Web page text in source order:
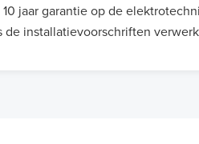
jaar garantie op de
de installatievoorschriften